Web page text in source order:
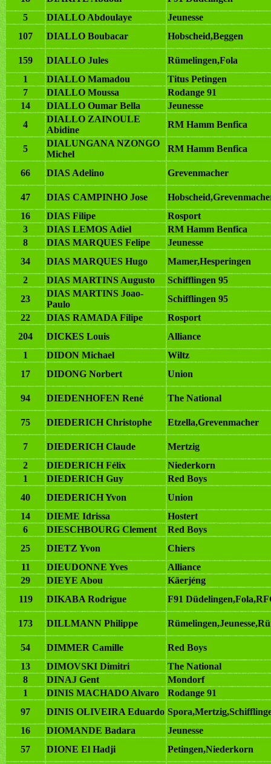
5
DIALLO Abdoulaye
Jeunesse
107
DIALLO Boubacar Hobscheid,Beggen
159 DIALLO Jules
Rümelingen,Fola
1
DIALLO Mamadou
Titus Petingen
7
DIALLO Moussa
Rodange 91
14
DIALLO Oumar Bella
Jeunesse
4
DIALLO ZAINOULE
Abidine
RM Hamm Benfica
5
DIALUNGANA NZONGO
Michel
RM Hamm Benfica
66 DIAS Adelino Grevenmacher
47 DIAS CAMPINHO Jose
16
DIAS Filipe
Rosport
3
DIAS LEMOS Adiel
RM Hamm Benfica
8
DIAS MARQUES Felipe
Jeunesse
34
DIAS MARQUES Hugo
Mamer,Hesperingen
2
DIAS MARTINS Augusto
Schifflingen 95
23
DIAS MARTINS Joao-
Paulo
Schifflingen 95
22
DIAS RAMADA Filipe
Rosport
204
DICKES Louis
Alliance
1
DIDON Michael
Wiltz
17
DIDONG Norbert Union
94 DIEDENHOFEN René The National
75 DIEDERICH Christophe Etzella,Grevenmacher
7 DIEDERICH Claude
Mertzig
2
DIEDERICH Félix
Niederkorn
1
DIEDERICH Guy
Red Boys
40
DIEDERICH Yvon
Union
14
DIEME Idrissa
Hostert
6
DIESCHBOURG Clement
Red Boys
25
DIETZ Yvon
Chiers
11
DIEUDONNE Yves
Alliance
29
DIEYE Abou
Käerjéng
119
DIKABA Rodrigue F91
173 DILLMANN Philippe
54 DIMMER Camille
Red Boys
13
DIMOVSKI Dimitri
The National
8
DINAJ Gent
Mondorf
1
DINIS MACHADO Alvaro
Rodange 91
97
DINIS OLIVEIRA Eduardo
16
DIOMANDE Badara
Jeunesse
57
DIONE El Hadji Petingen,Niederkorn